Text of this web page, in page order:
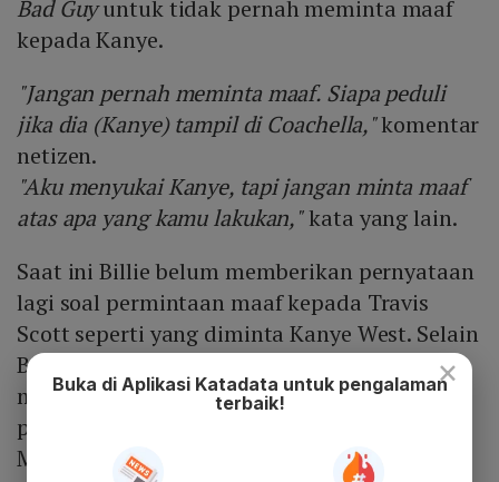
Bad Guyuntuk tidak pernah meminta maaf
kepada Kanye.
"Jangan pernah meminta maaf. Siapa peduli
jika dia (Kanye) tampil di Coachella,"komentar
netizen.
"Aku menyukai Kanye, tapi jangan minta maaf
atas apa yang kamu lakukan,"kata yang lain.
Saat ini Billie belum memberikan pernyataan
lagi soal permintaan maaf kepada Travis
Scott seperti yang diminta Kanye West. Selain
Billie Eilish musisi yang baru-baru ini
menghentikan konser untuk membantuk
penonton yang nyaris pingsan adalah John
Mayer.
×
Buka di Aplikasi Katadata untuk pengalaman
terbaik!